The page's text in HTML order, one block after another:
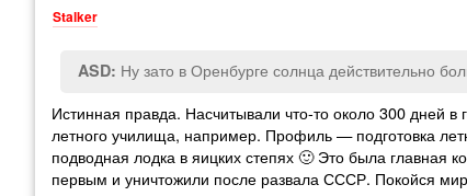
Stalker
ASD: Ну зато в Оренбурге солнца действительно
Истинная правда. Насчитывали что-то около 300 дней в
летного училища, например. Профиль — подготовка
подводная лодка в яицких степях 🙂 Это была главная
первым и уничтожили после развала СССР. Покойся